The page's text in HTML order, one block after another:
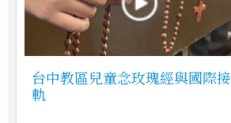
台中教區兒童念玫瑰經與國際接
軌